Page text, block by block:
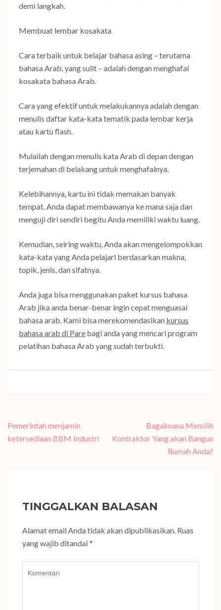
demi langkah.
Membuat lembar kosakata
Cara terbaik untuk belajar bahasa asing – terutama
bahasa Arab, yang sulit – adalah dengan menghafal
kosakata bahasa Arab.
Cara yang efektif untuk melakukannya adalah dengan
menulis daftar kata-kata tematik pada lembar kerja
atau kartu flash.
Mulailah dengan menulis kata Arab di depan dengan
terjemahan di belakang untuk menghafalnya.
Kelebihannya, kartu ini tidak memakan banyak
tempat. Anda dapat membawanya ke mana saja dan
menguji diri sendiri begitu Anda memiliki waktu luang.
Kemudian, seiring waktu, Anda akan mengelompokkan
kata-kata yang Anda pelajari berdasarkan makna,
topik, jenis, dan sifatnya.
Anda juga bisa menggunakan paket kursus bahasa
Arab jika anda benar-benar ingin cepat menguasai
bahasa arab. Kami bisa merekomendasikan kursus
bahasa arab di Pare bagi anda yang mencari program
pelatihan bahasa Arab yang sudah terbukti.
Navigasi
pos
Pemerintah menjamin
ketersediaan BBM Industri
Bagaimana Memilih
Kontraktor Yang akan Bangun
Rumah Anda?
TINGGALKAN BALASAN
Alamat email Anda tidak akan dipublikasikan. Ruas
yang wajib ditandai*